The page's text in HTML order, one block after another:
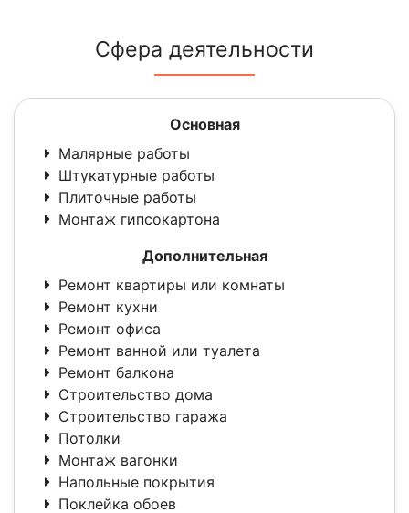
Сфера деятельности
Основная
Малярные работы
Штукатурные работы
Плиточные работы
Монтаж гипсокартона
Дополнительная
Ремонт квартиры или комнаты
Ремонт кухни
Ремонт офиса
Ремонт ванной или туалета
Ремонт балкона
Строительство дома
Строительство гаража
Потолки
Монтаж вагонки
Напольные покрытия
Поклейка обоев